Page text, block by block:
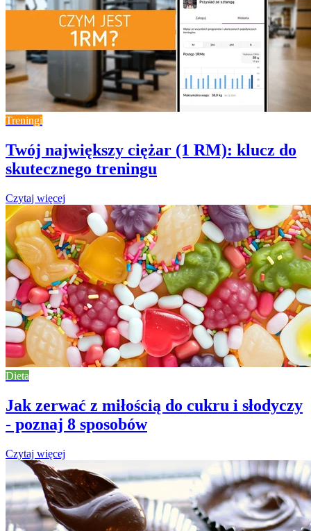
Treningi
Twój największy ciężar (1 RM): klucz do
skutecznego treningu
Czytaj więcej
Dieta
Jak zerwać z miłością do cukru i słodyczy
- poznaj 8 sposobów
Czytaj więcej